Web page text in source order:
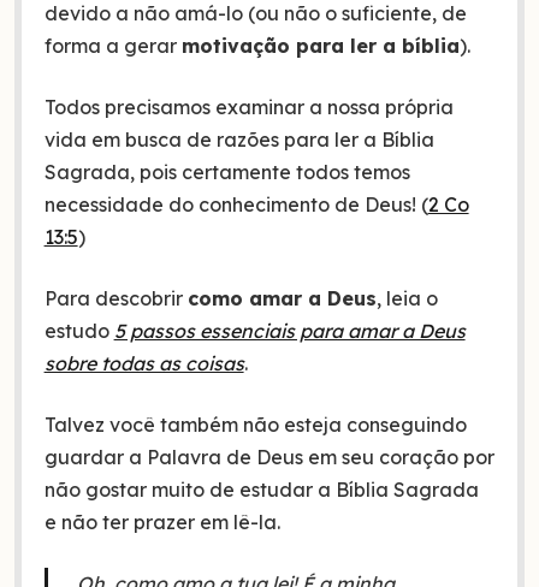
devido a não amá-lo (ou não o suficiente, de
forma a gerar motivação para ler a bíblia).
Todos precisamos examinar a nossa própria
vida em busca de razões para ler a Bíblia
Sagrada, pois certamente todos temos
necessidade do conhecimento de Deus! (2 Co
13:5)
Para descobrir como amar a Deus, leia o
estudo 5 passos essenciais para amar a Deus
sobre todas as coisas.
Talvez você também não esteja conseguindo
guardar a Palavra de Deus em seu coração por
não gostar muito de estudar a Bíblia Sagrada
e não ter prazer em lê-la.